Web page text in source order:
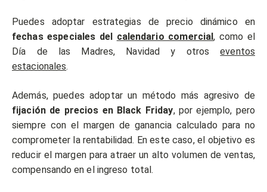
Puedes adoptar estrategias de precio dinámico en
fechas especiales del calendario comercial, como el
Día de las Madres, Navidad y otroseventos
estacionales.
Además, puedes adoptar un método más agresivo de
fijación de precios en Black Friday, por ejemplo, pero
siempre con el margen de ganancia calculado para no
comprometer la rentabilidad. En este caso, el objetivo es
reducir el margen para atraer un alto volumen de ventas,
compensando en el ingreso total.